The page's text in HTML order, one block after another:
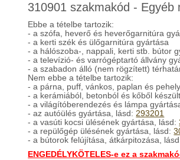
310901 szakmakód -
Ebbe a tételbe tartozik:
- a szófa, heverő és heverőgarnitúra
- a kerti szék és ülőgarnitúra gyártása
- a hálószoba-, nappali, kerti stb. bútor
- a televízió- és varrógéptartó állvány
- a szabadon álló (nem rögzített)
Nem ebbe a tételbe tartozik:
- a párna, puff, vánkos, paplan és
- a kerámiából, betonból és kőből
- a világítóberendezés és lámpa
- az autóülés gyártása, lásd:293201
- a vasúti kocsi ülésének gyártása, lásd:
- a repülőgép ülésének gyártása, lásd:
- a bútorok felújítása, átkárpitozása,
ENGEDÉLYKÖTELES-e ez a